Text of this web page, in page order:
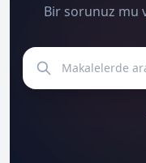
Bir sorunuz mu